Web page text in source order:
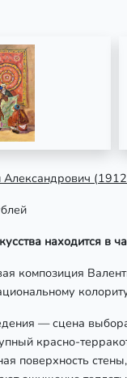
находится в
композиция
— сцена
красно-
поверхность